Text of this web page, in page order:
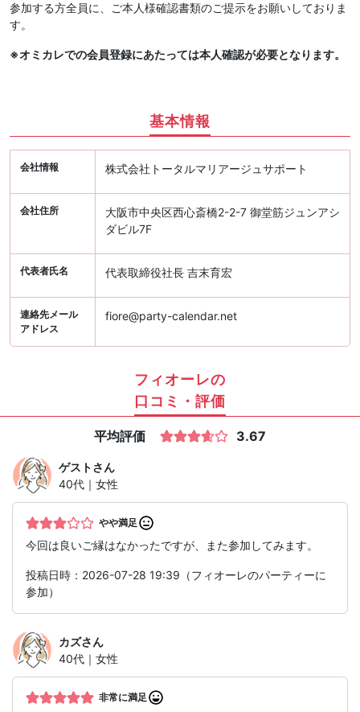
参加する方全員に、ご本人様確認書類のご提示をお願いしておりま
す。
※オミカレでの会員登録にあたっては本人確認が必要となります。
基本情報
会社情報 株式会社トータルマリアージュサポート
会社住所
大阪市中央区西心斎橋2-2-7 御堂筋ジュンアシ
ダビル7F
代表者氏名 代表取締役社長 吉末育宏
連絡先メール
アドレス
fiore@party-calendar.net
フィオーレの
口コミ・評価
平均評価 3.67
ゲストさん
40代｜女性
やや満足
今回は良いご縁はなかったですが、また参加してみます。
投稿日時：2026-07-28 19:39（フィオーレのパーティーに
参加）
カズさん
40代｜女性
非常に満足